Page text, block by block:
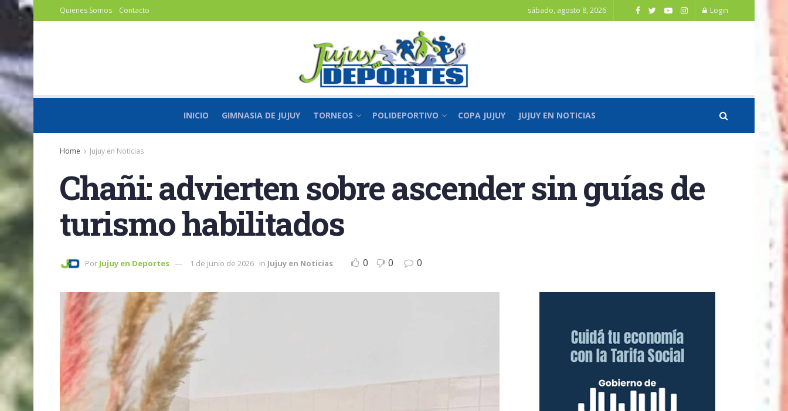
Quienes Somos Contacto sábado, agosto 8, 2026 Login
INICIO GIMNASIA DE JUJUY TORNEOS POLIDEPORTIVO COPA JUJUY JUJUY EN NOTICIAS
Home Jujuy en Noticias
Chañi: advierten sobre ascender sin guías de
turismo habilitados
Por Jujuy en Deportes 1 de junio de 2026 in Jujuy en Noticias 0 0 0